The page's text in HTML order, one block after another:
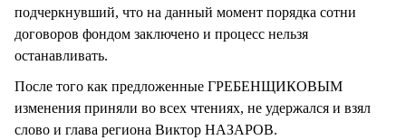
подчеркнувший, что на данный момент порядка сотни
договоров фондом заключено и процесс нельзя
останавливать.
После того как предложенные ГРЕБЕНЩИКОВЫМ
изменения приняли во всех чтениях, не удержался и взял
слово и глава региона Виктор НАЗАРОВ.